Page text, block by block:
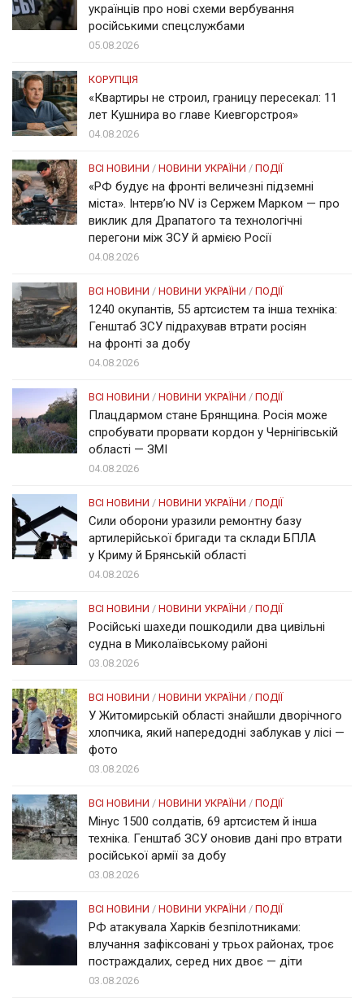
українців про нові схеми вербування
російськими спецслужбами
05.08.2026
КОРУПЦІЯ
«Квартиры не строил, границу пересекал: 11
лет Кушнира во главе Киевгорстроя»
04.08.2026
ВСІ НОВИНИ / НОВИНИ УКРАЇНИ / ПОДІЇ
«РФ будує на фронті величезні підземні
міста». Інтерв’ю NV із Сержем Марком — про
виклик для Драпатого та технологічні
перегони між ЗСУ й армією Росії
04.08.2026
ВСІ НОВИНИ / НОВИНИ УКРАЇНИ / ПОДІЇ
1240 окупантів, 55 артсистем та інша техніка:
Генштаб ЗСУ підрахував втрати росіян
на фронті за добу
04.08.2026
ВСІ НОВИНИ / НОВИНИ УКРАЇНИ / ПОДІЇ
Плацдармом стане Брянщина. Росія може
спробувати прорвати кордон у Чернігівській
області — ЗМІ
04.08.2026
ВСІ НОВИНИ / НОВИНИ УКРАЇНИ / ПОДІЇ
Сили оборони уразили ремонтну базу
артилерійської бригади та склади БПЛА
у Криму й Брянській області
04.08.2026
ВСІ НОВИНИ / НОВИНИ УКРАЇНИ / ПОДІЇ
Російські шахеди пошкодили два цивільні
судна в Миколаївському районі
03.08.2026
ВСІ НОВИНИ / НОВИНИ УКРАЇНИ / ПОДІЇ
У Житомирській області знайшли дворічного
хлопчика, який напередодні заблукав у лісі —
фото
03.08.2026
ВСІ НОВИНИ / НОВИНИ УКРАЇНИ / ПОДІЇ
Мінус 1500 солдатів, 69 артсистем й інша
техніка. Генштаб ЗСУ оновив дані про втрати
російської армії за добу
03.08.2026
ВСІ НОВИНИ / НОВИНИ УКРАЇНИ / ПОДІЇ
РФ атакувала Харків безпілотниками:
влучання зафіксовані у трьох районах, троє
постраждалих, серед них двоє — діти
03.08.2026